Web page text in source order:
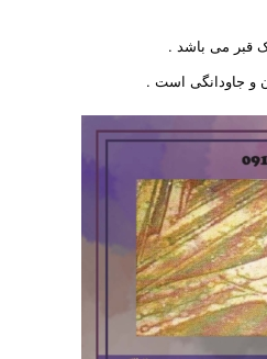
قبر می باشد .
و جاودانگی است .